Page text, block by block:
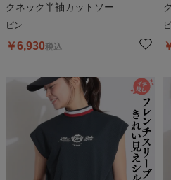
クネック半袖カットソー
ピン
￥6,930税込